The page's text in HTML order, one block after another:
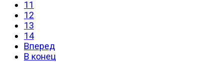
11
12
13
14
Вперед
В конец